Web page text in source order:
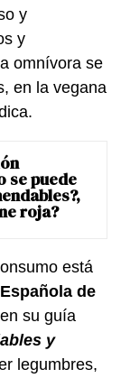
y
y
omnívora se
en la vegana
se puede
roja?
está
de
su guía
y
legumbres,